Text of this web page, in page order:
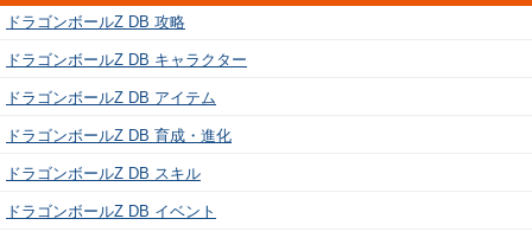
ドラゴンボールZ DB 攻略
ドラゴンボールZ DB キャラクター
ドラゴンボールZ DB アイテム
ドラゴンボールZ DB 育成・進化
ドラゴンボールZ DB スキル
ドラゴンボールZ DB イベント